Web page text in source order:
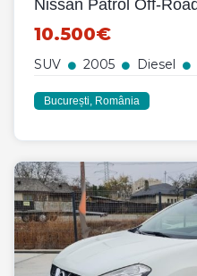
10.500€
SUV 2005 Diesel
București, România